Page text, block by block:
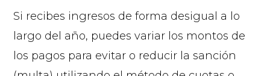
Si recibes ingresos de forma desigual a lo
largo del año, puedes variar los montos de
los pagos para evitar o reducir la sanción